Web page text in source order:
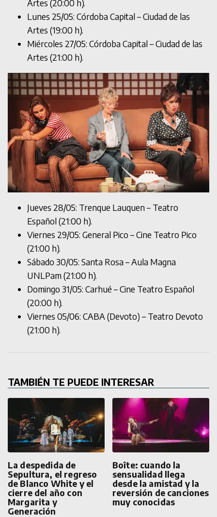
Artes (20:00 h).
Lunes 25/05: Córdoba Capital – Ciudad de las
Artes (19:00 h).
Miércoles 27/05: Córdoba Capital – Ciudad de las
Artes (21:00 h).
Jueves 28/05: Trenque Lauquen – Teatro
Español (21:00 h).
Viernes 29/05: General Pico – Cine Teatro Pico
(21:00 h).
Sábado 30/05: Santa Rosa – Aula Magna
UNLPam (21:00 h).
Domingo 31/05: Carhué – Cine Teatro Español
(20:00 h).
Viernes 05/06: CABA (Devoto) – Teatro Devoto
(21:00 h).
TAMBIÉN TE PUEDE INTERESAR
La despedida de
Sepultura, el regreso
de Blanco White y el
cierre del año con
Margarita y
Generación
Boîte: cuando la
sensualidad llega
desde la amistad y la
reversión de canciones
muy conocidas